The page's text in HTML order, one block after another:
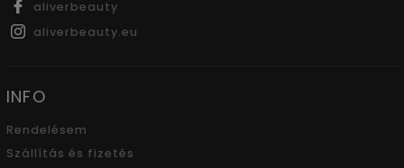
aliverbeauty
aliverbeauty.eu
INFO
Rendelésem
Szállítás és fizetés